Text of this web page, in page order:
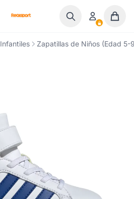
Zapatillas de Niños (Edad